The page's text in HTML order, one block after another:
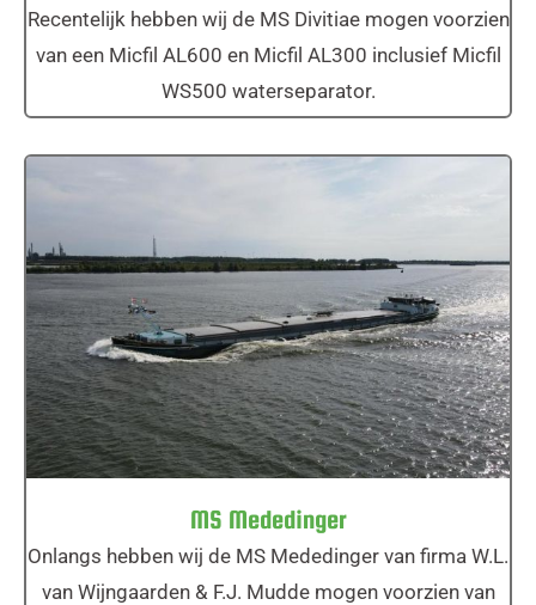
Recentelijk hebben wij de MS Divitiae mogen voorzien
van een Micfil AL600 en Micfil AL300 inclusief Micfil
WS500 waterseparator.
MS Mededinger
MS Mededinger
Onlangs hebben wij de MS Mededinger van firma W.L.
van Wijngaarden & F.J. Mudde mogen voorzien van